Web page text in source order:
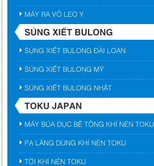
MÁY RA VỎ LEO Y
SÚNG XIẾT BULONG
SÚNG XIẾT BULONG ĐÀI LOAN
SÚNG XIẾT BULONG MỸ
SÚNG XIẾT BULONG NHẬT
TOKU JAPAN
MÁY BÚA ĐỤC BÊ TÔNG KHÍ NÉN TOKU
PA LĂNG DÙNG KHÍ NÉN TOKU
TỜI KHÍ NÉN TOKU